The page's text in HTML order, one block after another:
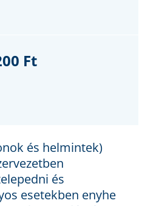
és helmintek)
és
esetekben enyhe
Ft